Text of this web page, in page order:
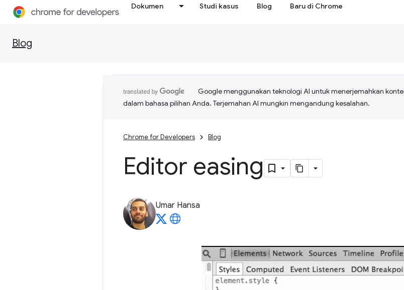
Dokumen Studi kasus Blog Baru di Chrome
Blog
Google menggunakan teknologi AI untuk menerjemahkan
dalam bahasa pilihan Anda. Terjemahan AI mungkin mengandung kesalahan.
Chrome for Developers Blog
Editor easing
Umar Hansa